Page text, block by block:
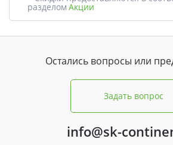
разделом Акции
Остались вопросы или
Задать вопрос
info@sk-